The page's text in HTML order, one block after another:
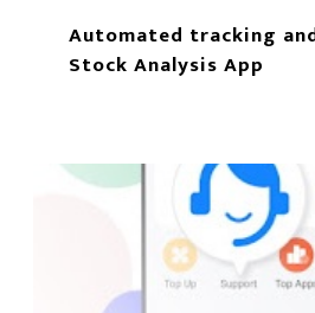
Automated tracking
Stock Analysis App
もっと読む